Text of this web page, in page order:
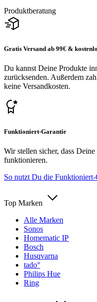
Produktberatung
Gratis Versand ab 99€ &
Du kannst Deine Produkte
zurücksenden. Außerdem
keine Versandkosten.
Funktioniert-Garantie
Wir stellen sicher, dass
funktionieren.
So nutzt Du die Funktioniert-
Top Marken
Alle Marken
Sonos
Homematic IP
Bosch
Husqvarna
tado°
Philips Hue
Ring